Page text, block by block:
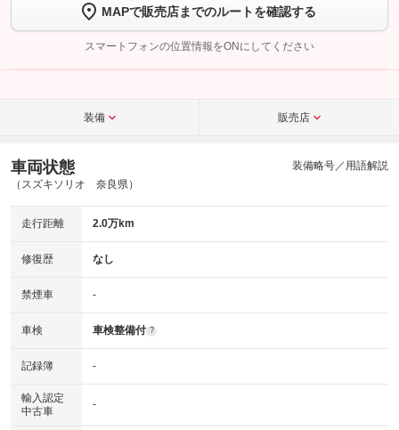
トーク画面で
ボタンをタップして問い合わせを
完了してください。
こちら
MAPで販売店までのルートを確認する
スマートフォンの位置情報をONにしてください
装備 販売店
車両状態
（スズキソリオ 奈良県）
装備略号／用語解説
走行距離 2.0万km
修復歴 なし
禁煙車 -
車検 車検整備付 ?
記録簿 -
輸入認定
中古車
-